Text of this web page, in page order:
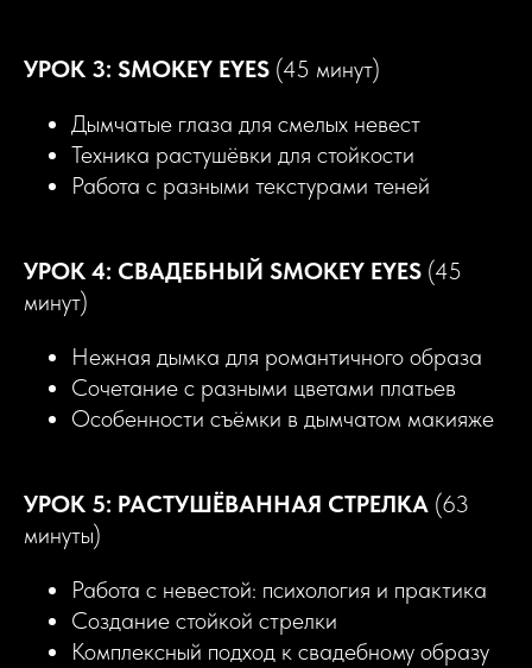
УРОК 3: SMOKEY EYES (45 минут)
Дымчатые глаза для смелых невест
Техника растушёвки для стойкости
Работа с разными текстурами теней
УРОК 4: СВАДЕБНЫЙ SMOKEY EYES (45
минут)
Нежная дымка для романтичного образа
Сочетание с разными цветами платьев
Особенности съёмки в дымчатом макияже
УРОК 5: РАСТУШЁВАННАЯ СТРЕЛКА (63
минуты)
Работа с невестой: психология и практика
Создание стойкой стрелки
Комплексный подход к свадебному образу